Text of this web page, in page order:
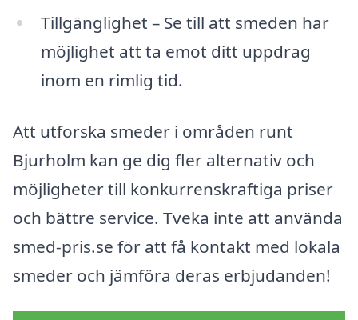
Tillgänglighet – Se till att smeden har
möjlighet att ta emot ditt uppdrag
inom en rimlig tid.
Att utforska smeder i områden runt
Bjurholm kan ge dig fler alternativ och
möjligheter till konkurrenskraftiga priser
och bättre service. Tveka inte att använda
smed-pris.se för att få kontakt med lokala
smeder och jämföra deras erbjudanden!